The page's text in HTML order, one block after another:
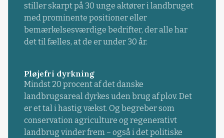
stiller skarpt på 30 unge aktører i landbruget
med prominente positioner eller
bemærkelsesværdige bedrifter, der alle har
det til fælles, at de er under 30 år.
Pløjefri dyrkning
Mindst 20 procent af det danske
landbrugsareal dyrkes uden brug af plov. Det
er et tal i hastig vækst. Og begreber som
conservation agriculture og regenerativt
landbrug vinder frem – også i det politiske